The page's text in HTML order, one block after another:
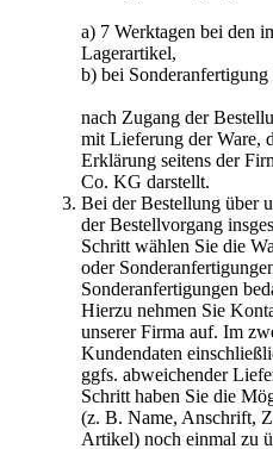
a) 7 Werktagen bei den
Lagerartikel,
b) bei
nach Zugang der
mit Lieferung der Ware,
Erklärung seitens der
Co. KG darstellt.
Bei der Bestellung über
der Bestellvorgang
Schritt wählen Sie die
oder
Sonderanfertigungen
Hierzu nehmen Sie
unserer Firma auf. Im
Kundendaten
ggfs. abweichender
Schritt haben Sie die
(z. B. Name, Anschrift,
Artikel) noch einmal zu